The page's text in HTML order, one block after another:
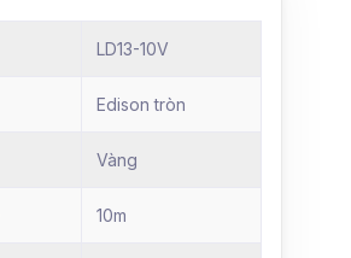
LD13-10V
Edison tròn
Vàng
10m